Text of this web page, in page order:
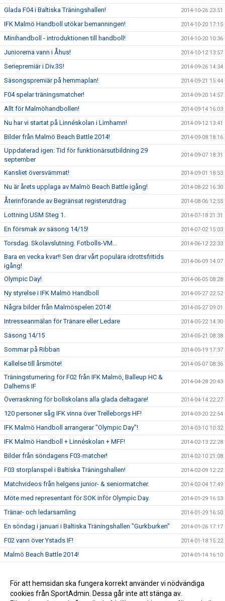
Glada F04 i Baltiska Träningshallen! 2014-10-26 23:51
IFK Malmö Handboll utökar bemanningen! 2014-10-20 17:15
Minihandboll - introduktionen till handboll! 2014-10-20 10:36
Juniorerna vann i Åhus! 2014-10-12 13:57
Seriepremiär i Div.3S! 2014-09-26 14:34
Säsongspremiär på hemmaplan! 2014-09-21 15:44
F04 spelar träningsmatcher! 2014-09-20 14:57
Allt för Malmöhandbollen! 2014-09-14 16:03
Nu har vi startat på Linnéskolan i Limhamn! 2014-09-12 13:41
Bilder från Malmö Beach Battle 2014! 2014-09-08 18:16
Uppdaterad igen: Tid för funktionärsutbildning 29
september
2014-09-07 18:31
Kansliet översvämmat! 2014-09-01 18:53
Nu är årets upplaga av Malmö Beach Battle igång! 2014-08-22 16:30
Återinförande av Begränsat registerutdrag 2014-08-06 12:55
Lottning USM Steg 1. 2014-07-18 21:31
En försmak av säsong 14/15! 2014-07-02 15:03
Torsdag. Skolavslutning. Fotbolls-VM... 2014-06-12 22:33
Bara en vecka kvar!! Sen drar vårt populära idrottsfritids
igång!
2014-06-09 14:07
Olympic Day! 2014-06-05 08:28
Ny styrelse i IFK Malmö Handboll 2014-05-27 22:52
Några bilder från Malmöspelen 2014! 2014-05-27 09:01
Intresseanmälan för Tränare eller Ledare 2014-05-22 14:30
Säsong 14/15 2014-05-21 08:38
Sommar på Ribban 2014-05-19 17:37
Kallelse till årsmöte! 2014-05-07 08:36
Träningsturnering för F02 från IFK Malmö, Balleup HC &
Dalhems IF
2014-04-28 20:43
Överraskning för bollskolans alla glada deltagare! 2014-04-14 22:27
120 personer såg IFK vinna över Trelleborgs HF! 2014-03-20 22:54
IFK Malmö Handboll arrangerar "Olympic Day"! 2014-03-10 10:32
IFK Malmö Handboll + Linnéskolan + MFF! 2014-02-13 22:28
Bilder från söndagens F03-matcher! 2014-02-10 21:08
F03 storplanspel i Baltiska Träningshallen! 2014-02-09 12:22
Matchvideos från helgens junior- & seniormatcher. 2014-02-04 17:49
Möte med representant för SOK inför Olympic Day. 2014-01-29 16:53
Tränar- och ledarsamling 2014-01-29 16:50
En söndag i januari i Baltiska Träningshallen "Gurkburken" 2014-01-26 17:17
F02 vann över Ystads IF! 2014-01-18 15:22
Malmö Beach Battle 2014! 2014-01-14 16:10
”Kanariefåglarnas” Erik Helgsten stängde igen buren 2013-12-28 11:34
Julfesten! 2013-12-04 22:49
För att hemsidan ska fungera korrekt använder vi nödvändiga
cookies från SportAdmin. Dessa går inte att stänga av.